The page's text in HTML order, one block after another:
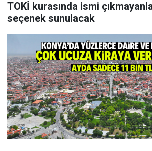
TOKİ kurasında ismi
seçenek sunulacak